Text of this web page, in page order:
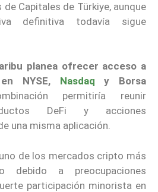
Capitales de Türkiye, aunque
definitiva todavía sigue
planea ofrecer acceso a
NYSE, Nasdaq y Borsa
permitiría reunir
DeFi y acciones
una misma aplicación.
de los mercados cripto más
debido a preocupaciones
participación minorista en